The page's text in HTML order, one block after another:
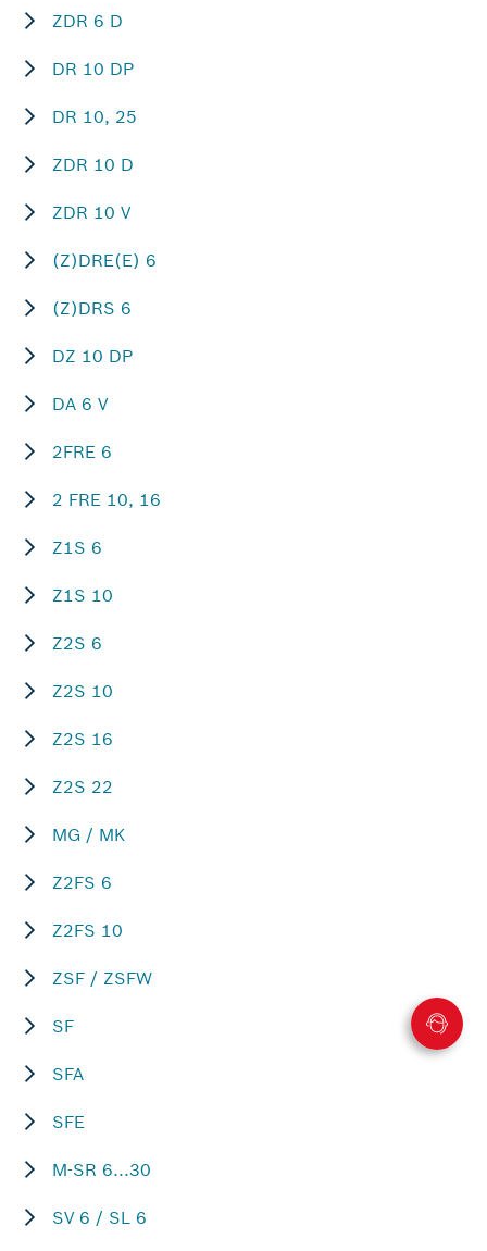
ZDR 6 D
DR 10 DP
DR 10, 25
ZDR 10 D
ZDR 10 V
(Z)DRE(E) 6
(Z)DRS 6
DZ 10 DP
DA 6 V
2FRE 6
2 FRE 10, 16
Z1S 6
Z1S 10
Z2S 6
Z2S 10
Z2S 16
Z2S 22
MG / MK
Z2FS 6
Z2FS 10
ZSF / ZSFW
SF
SFA
SFE
M-SR 6...30
SV 6 / SL 6